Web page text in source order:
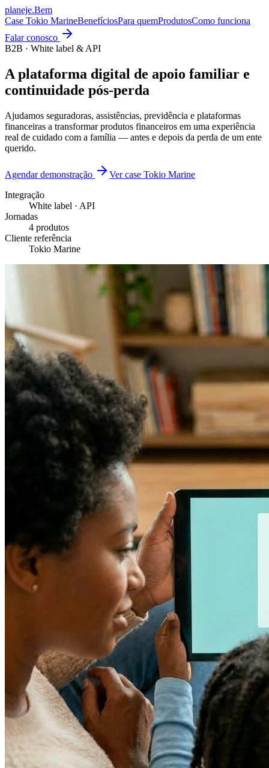
planeje.Bem
Case Tokio MarineBenefíciosPara quemProdutosComo funciona
Falar conosco
B2B · White label & API
A plataforma digital de apoio familiar e
continuidade pós-perda
Ajudamos seguradoras, assistências, previdência e plataformas
financeiras a transformar produtos financeiros em uma experiência
real de cuidado com a família — antes e depois da perda de um ente
querido.
Agendar demonstração
Ver case Tokio Marine
Integração
White label · API
Jornadas
4 produtos
Cliente referência
Tokio Marine